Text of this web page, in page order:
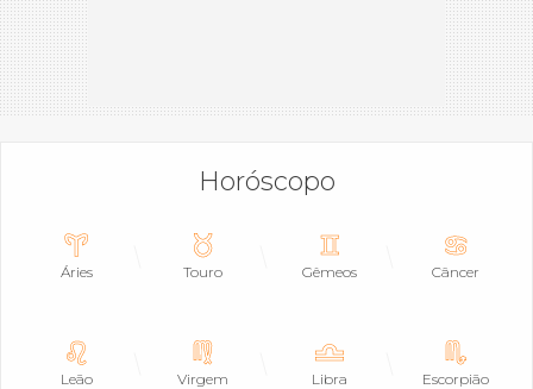
Horóscopo
Áries Touro Gêmeos Câncer
Leão Virgem Libra Escorpião